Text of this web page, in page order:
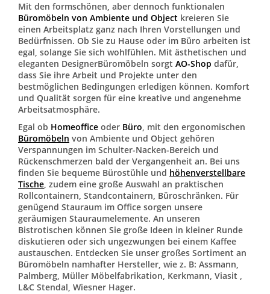
Mit den formschönen, aber dennoch funktionalen
Büromöbeln von Ambiente und Object kreieren Sie
einen Arbeitsplatz ganz nach Ihren Vorstellungen und
Bedürfnissen. Ob Sie zu Hause oder im Büro arbeiten ist
egal, solange Sie sich wohlfühlen. Mit ästhetischen und
eleganten DesignerBüromöbeln sorgt AO-Shop dafür,
dass Sie ihre Arbeit und Projekte unter den
bestmöglichen Bedingungen erledigen können. Komfort
und Qualität sorgen für eine kreative und angenehme
Arbeitsatmosphäre.
Egal ob Homeoffice oder Büro, mit den ergonomischen
Büromöbeln von Ambiente und Object gehören
Verspannungen im Schulter-Nacken-Bereich und
Rückenschmerzen bald der Vergangenheit an. Bei uns
finden Sie bequeme Bürostühle und höhenverstellbare
Tische, zudem eine große Auswahl an praktischen
Rollcontainern, Standcontainern, Büroschränken. Für
genügend Stauraum im Office sorgen unsere
geräumigen Stauraumelemente. An unseren
Bistrotischen können Sie große Ideen in kleiner Runde
diskutieren oder sich ungezwungen bei einem Kaffee
austauschen. Entdecken Sie unser großes Sortiment an
Büromöbeln namhafter Hersteller, wie z. B: Assmann,
Palmberg, Müller Möbelfabrikation, Kerkmann, Viasit ,
L&C Stendal, Wiesner Hager.